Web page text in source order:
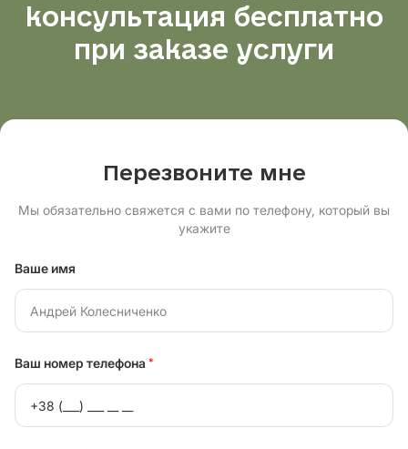
консультация бесплатно
при заказе услуги
Перезвоните мне
Мы обязательно свяжется с вами по телефону, который вы
укажите
Ваше имя
Ваш номер телефона *